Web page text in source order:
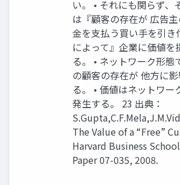
い。 • それにも関らず、
は『顧客の存在が 広告
金を支払う買い手を引き
によって』企業に価値を
る。 • ネットワーク形態
の顧客の存在が 他方に
る。 • 価値はネットワー
発生する。 23 出典：
The Value of a “Free”
Harvard Business
Paper 07-035, 2008.